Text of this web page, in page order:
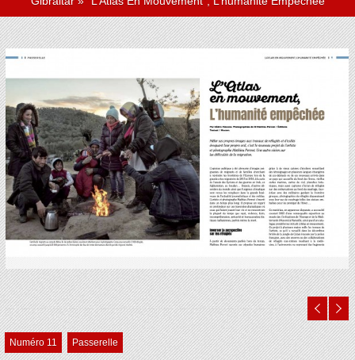
Numéro 11 Passerelle